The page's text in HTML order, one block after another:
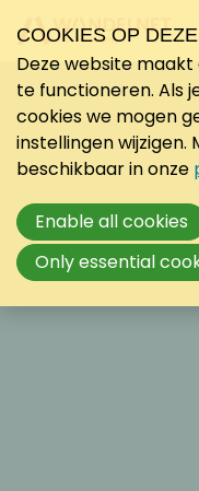
COOKIES OP
Deze website
te functioneren. Als
cookies we mogen
instellingen wijzigen.
beschikbaar in onze
Enable all cookies
Only essential